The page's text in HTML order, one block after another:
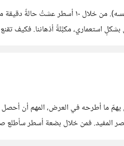
منذ مدّة قرأت منشورا على فيسبوك لأحد الأصدقاء يتحدث فيه عن كيفية
مكبِّلةً أذهاننا. فكيف تقنع
يهمّ ما أطرحه في العرض، المهم أن
المفيد. فمن خلال بضعة أسطر سأطلع